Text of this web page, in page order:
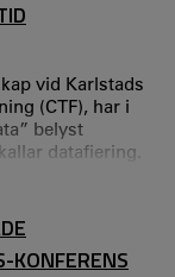
vid Karlstads
(CTF), har i
belyst
datafiering.
data" är ett
fokuserar
KONFERENS